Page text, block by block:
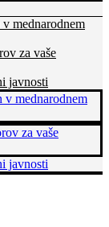
mednarodnem
za vaše
javnosti
v mednarodnem
za vaše
javnosti